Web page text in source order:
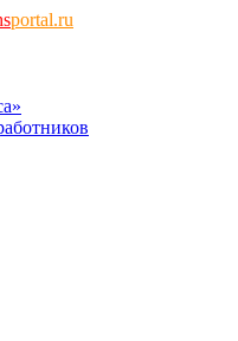
portal.ru